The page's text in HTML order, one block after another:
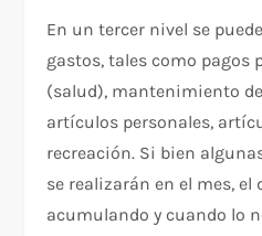
En un tercer nivel se
gastos, tales como pagos
(salud), mantenimiento
artículos personales,
recreación. Si bien
se realizarán en el mes, el
acumulando y cuando lo